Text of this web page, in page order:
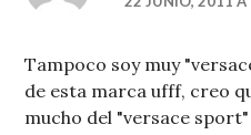
Tampoco soy muy
de esta marca ufff, creo
mucho del "versace